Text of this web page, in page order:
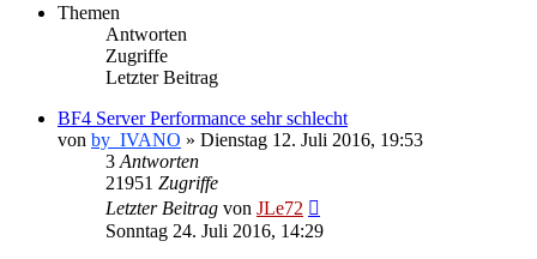
Themen
Antworten
Zugriffe
Letzter Beitrag
BF4 Server Performance sehr schlecht
von by_IVANO » Dienstag 12. Juli 2016, 19:53
3 Antworten
21951 Zugriffe
Letzter Beitrag von JLe72
Sonntag 24. Juli 2016, 14:29